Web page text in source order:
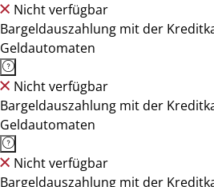
Nicht verfügbar
Bargeldauszahlung mit der
Geldautomaten
Nicht verfügbar
Bargeldauszahlung mit der
Geldautomaten
Nicht verfügbar
Bargeldauszahlung mit der